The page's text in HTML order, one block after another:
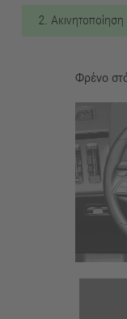
2.
Φρένο